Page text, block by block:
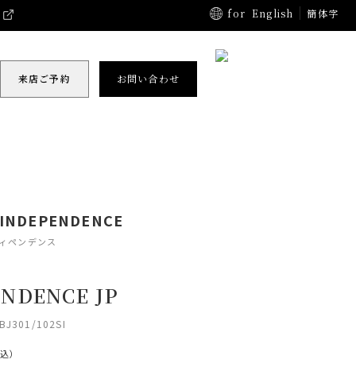
for English 簡体字
来店ご予約 お問い合わせ
ペンデンス
JP
102SI
）